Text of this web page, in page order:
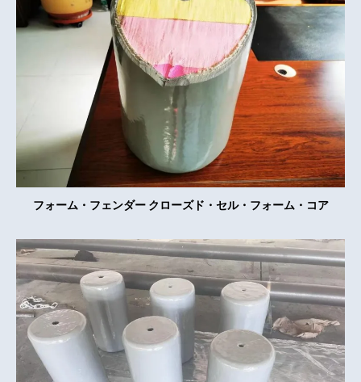
フォーム・フェンダー クローズド・セル・フォーム・コア